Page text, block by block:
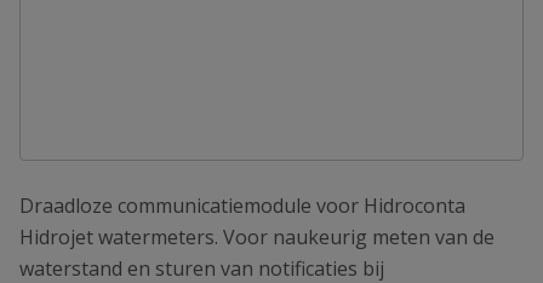
Draadloze communicatiemodule voor Hidroconta
Hidrojet watermeters. Voor naukeurig meten van de
waterstand en sturen van notificaties bij